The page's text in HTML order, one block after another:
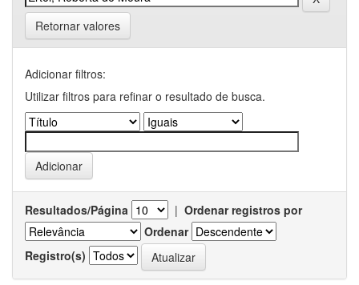
Retornar valores
Adicionar filtros:
Utilizar filtros para refinar o resultado de busca.
Resultados/Página | Ordenar registros por
Ordenar
Registro(s)